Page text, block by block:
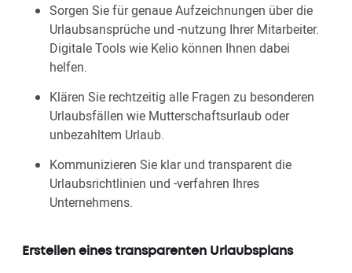
Sorgen Sie für genaue Aufzeichnungen über die
Urlaubsansprüche und -nutzung Ihrer Mitarbeiter.
Digitale Tools wie Kelio können Ihnen dabei
helfen.
Klären Sie rechtzeitig alle Fragen zu besonderen
Urlaubsfällen wie Mutterschaftsurlaub oder
unbezahltem Urlaub.
Kommunizieren Sie klar und transparent die
Urlaubsrichtlinien und -verfahren Ihres
Unternehmens.
Erstellen eines transparenten Urlaubsplans